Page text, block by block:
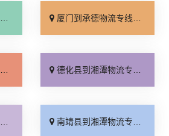
厦门到承德物流专线_专线快运「零担配货」
德化县到湘潭物流专线_无需中转「费用多少」
南靖县到湘潭物流专线_物流拼车「门到门接送」